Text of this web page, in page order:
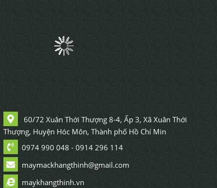
60/72 Xuân Thới Thượng 8-4, Ấp 3, Xã Xuân Thới
Thượng, Huyện Hóc Môn, Thành phố Hồ Chí Min
0974 990 048 - 0914 296 114
maymackhangthinh@gmail.com
maykhangthinh.vn